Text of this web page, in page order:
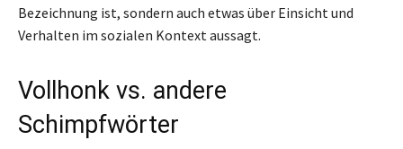
Bezeichnung ist, sondern auch etwas über Einsicht und
Verhalten im sozialen Kontext aussagt.
Vollhonk vs. andere
Schimpfwörter